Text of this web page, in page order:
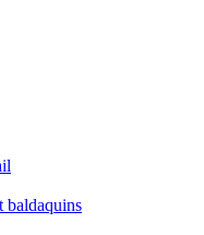
baldaquins